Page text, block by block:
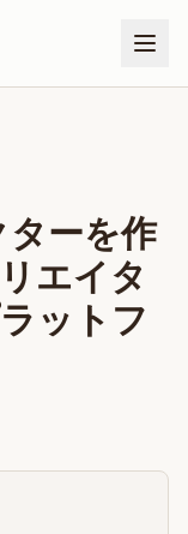
ーを作
エイタ
ットフ